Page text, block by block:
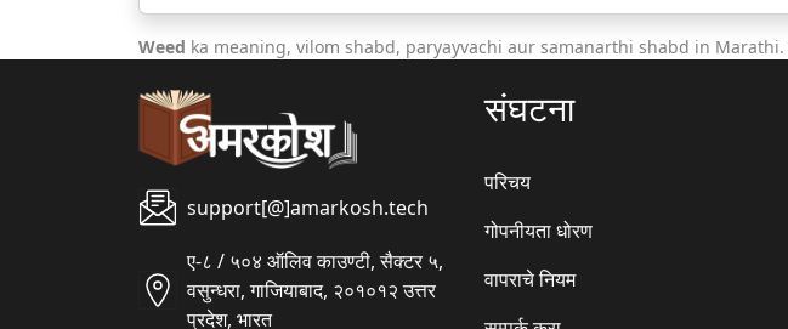
Weed ka meaning, vilom shabd, paryayvachi aur samanarthi shabd in Marathi.
support[@]amarkosh.tech
ए-८ / ५०४ ऑलिव काउण्टी, सैक्टर ५,
वसुन्धरा, गाजियाबाद, २०१०१२ उत्तर
प्रदेश, भारत
संघटना
परिचय
गोपनीयता धोरण
वापराचे नियम